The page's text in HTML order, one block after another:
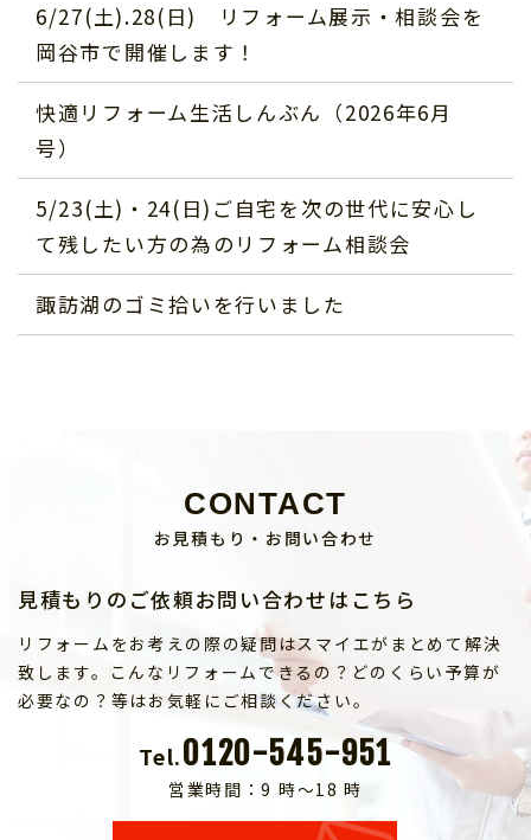
6/27(土).28(日) リフォーム展示・相談会を
岡谷市で開催します！
快適リフォーム生活しんぶん（2026年6月
号）
5/23(土)・24(日)ご自宅を次の世代に安心し
て残したい方の為のリフォーム相談会
諏訪湖のゴミ拾いを行いました
CONTACT
お見積もり・お問い合わせ
見積もりのご依頼お問い合わせはこちら
リフォームをお考えの際の疑問はスマイエがまとめて解決
致します。こんなリフォームできるの？どのくらい予算が
必要なの？等はお気軽にご相談ください。
Tel.0120-545-951
営業時間：9 時～18 時